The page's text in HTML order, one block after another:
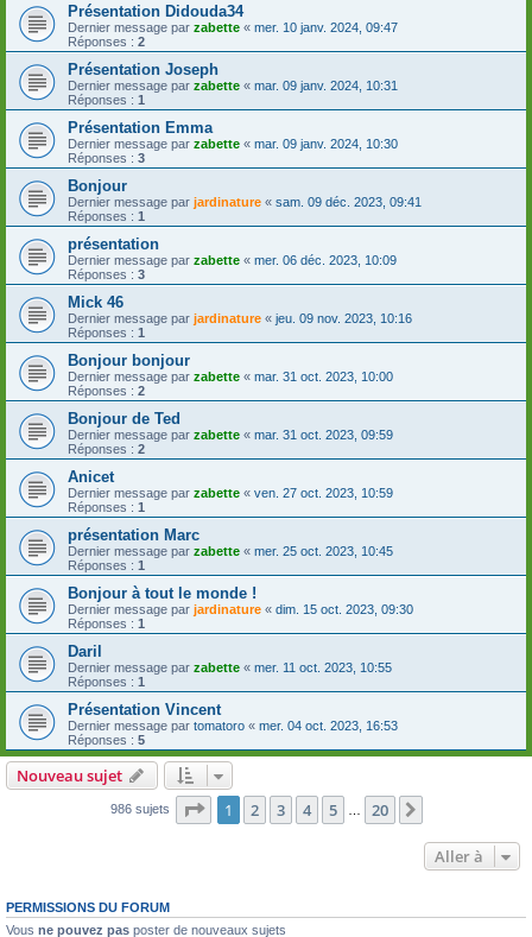
Présentation Didouda34
Dernier message par zabette « mer. 10 janv. 2024, 09:47
Réponses : 2
Présentation Joseph
Dernier message par zabette « mar. 09 janv. 2024, 10:31
Réponses : 1
Présentation Emma
Dernier message par zabette « mar. 09 janv. 2024, 10:30
Réponses : 3
Bonjour
Dernier message par jardinature « sam. 09 déc. 2023, 09:41
Réponses : 1
présentation
Dernier message par zabette « mer. 06 déc. 2023, 10:09
Réponses : 3
Mick 46
Dernier message par jardinature « jeu. 09 nov. 2023, 10:16
Réponses : 1
Bonjour bonjour
Dernier message par zabette « mar. 31 oct. 2023, 10:00
Réponses : 2
Bonjour de Ted
Dernier message par zabette « mar. 31 oct. 2023, 09:59
Réponses : 2
Anicet
Dernier message par zabette « ven. 27 oct. 2023, 10:59
Réponses : 1
présentation Marc
Dernier message par zabette « mer. 25 oct. 2023, 10:45
Réponses : 1
Bonjour à tout le monde !
Dernier message par jardinature « dim. 15 oct. 2023, 09:30
Réponses : 1
Daril
Dernier message par zabette « mer. 11 oct. 2023, 10:55
Réponses : 1
Présentation Vincent
Dernier message par tomatoro « mer. 04 oct. 2023, 16:53
Réponses : 5
Nouveau sujet
986 sujets Page 1sur20
1 2 3 4 5 20
Aller à
PERMISSIONS DU FORUM
Vous ne pouvez pas poster de nouveaux sujets